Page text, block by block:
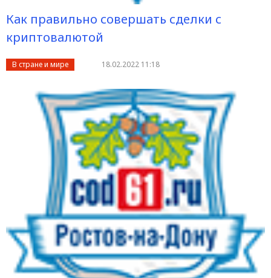
Как правильно совершать сделки с
криптовалютой
В стране и мире 18.02.2022 11:18